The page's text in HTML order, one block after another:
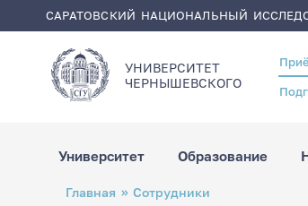
САРАТОВСКИЙ НАЦИОНАЛЬНЫЙ
УНИВЕРСИТЕТ
ЧЕРНЫШЕВСКОГO
Header
menu
Университет Образование
Строка
навигации
Главная Сотрудники